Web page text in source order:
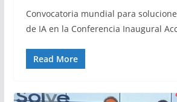
Convocatoria mundial para
de IA en la Conferencia Inaugural
Read More